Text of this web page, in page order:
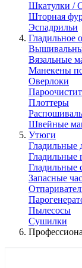
Шкатулки /
Шторная
Эспадрильи
Гладильное
Вязальные
Манекены
Оверлоки
Плоттеры
Швейные
Утюги
Гладильные
Гладильные
Гладильные
Запасные
Пылесосы
Сушилки